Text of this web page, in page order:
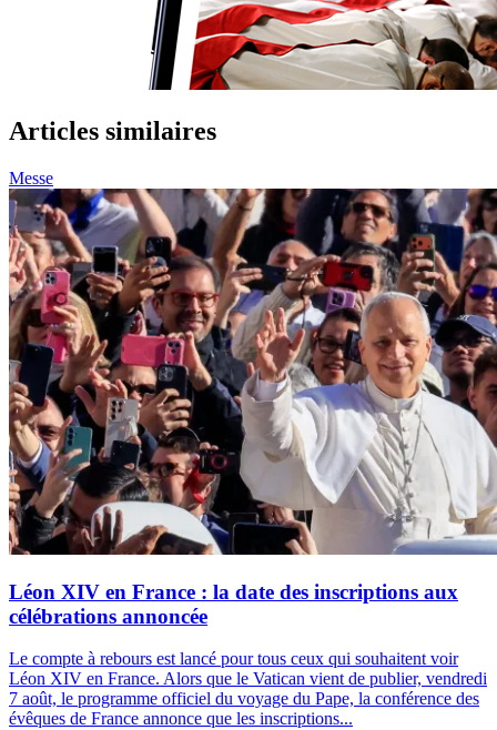
Articles similaires
Messe
Léon XIV en France : la date des inscriptions aux
célébrations annoncée
Le compte à rebours est lancé pour tous ceux qui souhaitent voir
Léon XIV en France. Alors que le Vatican vient de publier, vendredi
7 août, le programme officiel du voyage du Pape, la conférence des
évêques de France annonce que les inscriptions...